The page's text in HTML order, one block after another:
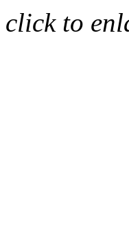
click to